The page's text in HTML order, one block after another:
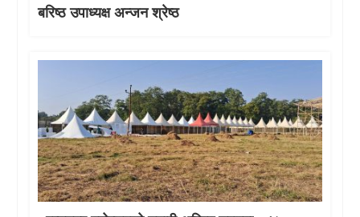
बरिष्ठ उपाध्यक्ष अन्जन श्रेष्ठ